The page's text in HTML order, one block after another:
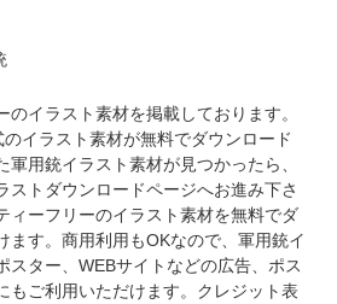
イラスト素材を掲載しております。
イラスト素材が無料でダウンロード
軍用銃イラスト素材が見つかったら、
ストダウンロードページへお進み下さ
ィーフリーのイラスト素材を無料でダ
ます。商用利用もOKなので、軍用銃イ
スター、WEBサイトなどの広告、ポス
もご利用いただけます。クレジット表